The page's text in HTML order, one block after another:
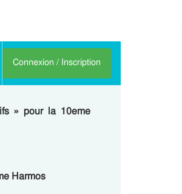
Connexion / Inscription
» pour la 10eme
Harmos